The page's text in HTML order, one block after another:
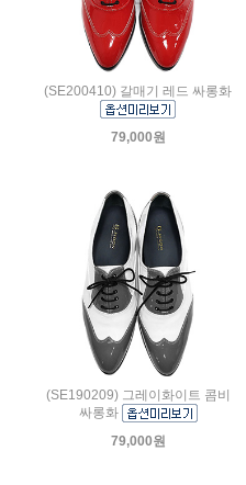
(SE200410) 갈매기 레드 싸롱화
79,000원
(SE190209) 그레이화이트 콤비
싸롱화
79,000원